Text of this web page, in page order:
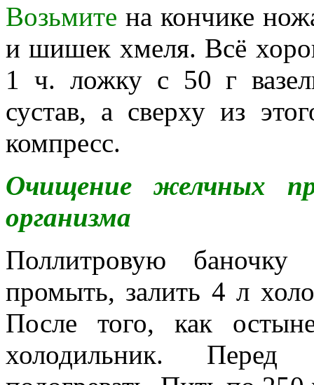
Возьмите на кончике
и шишек хмеля. Всё
1 ч. ложку с 50 г
сустав, а сверху из
компресс.
Очищение желчных
организма
Поллитровую
промыть, залить 4 л
После того, как
холодильник. Перед